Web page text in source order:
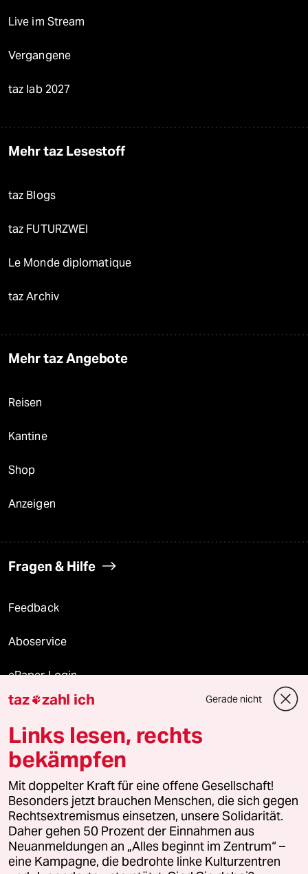
Live im Stream
Vergangene
taz lab 2027
Mehr taz Lesestoff
taz Blogs
taz FUTURZWEI
Le Monde diplomatique
taz Archiv
Mehr taz Angebote
Reisen
Kantine
Shop
Anzeigen
Fragen & Hilfe
Feedback
Aboservice
ePaper Login
Downloads für Abonnierende
© 2026 taz Verlags und Vertriebs GmbH
Alle Rechte vorbehalten. Bei rechtlichen Fragen oder für Genehmigungen
wenden Sie sich bitte an
lizenzen@taz.de
Feedback Redaktionsstatut Kommune-Richtlinien
Leitlinie Informant Datenschutz Impressum AGB
taz zahl ich Gerade nicht
Links lesen, rechts
bekämpfen
Mit doppelter Kraft für eine offene Gesellschaft!
Besonders jetzt brauchen Menschen, die sich gegen
Rechtsextremismus einsetzen, unsere Solidarität.
Daher gehen 50 Prozent der Einnahmen aus
Neuanmeldungen an „Alles beginnt im Zentrum“ –
eine Kampagne, die bedrohte linke Kulturzentren